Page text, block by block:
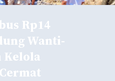
Rp14
Wanti-